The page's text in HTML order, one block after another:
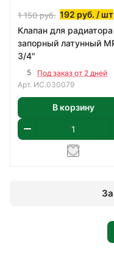
1 150руб. 192 руб. / шт
Клапан для радиатора
запорный латунный
3/4"
5
Под заказ от 2 дней
Арт. ИС.030079
В корзину